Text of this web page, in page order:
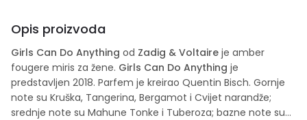
Opis proizvoda
Girls Can Do Anything od Zadig & Voltaire je amber
fougere miris za žene. Girls Can Do Anything je
predstavljen 2018. Parfem je kreirao Quentin Bisch. Gornje
note su Kruška, Tangerina, Bergamot i Cvijet narandže;
srednje note su Mahune Tonke i Tuberoza; bazne note su